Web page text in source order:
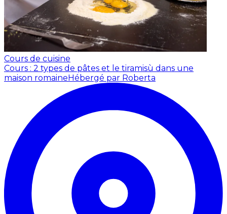
Cours de cuisine
Cours : 2 types de pâtes et le tiramisù dans une
maison romaineHébergé par Roberta